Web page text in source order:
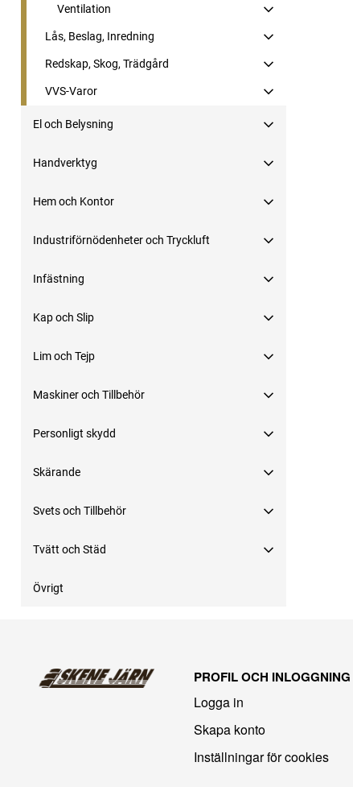
Ventilation
Lås, Beslag, Inredning
Redskap, Skog, Trädgård
VVS-Varor
El och Belysning
Handverktyg
Hem och Kontor
Industriförnödenheter och Tryckluft
Infästning
Kap och Slip
Lim och Tejp
Maskiner och Tillbehör
Personligt skydd
Skärande
Svets och Tillbehör
Tvätt och Städ
Övrigt
PROFIL OCH INLOGGNING
Logga in
Skapa konto
Inställningar för cookies